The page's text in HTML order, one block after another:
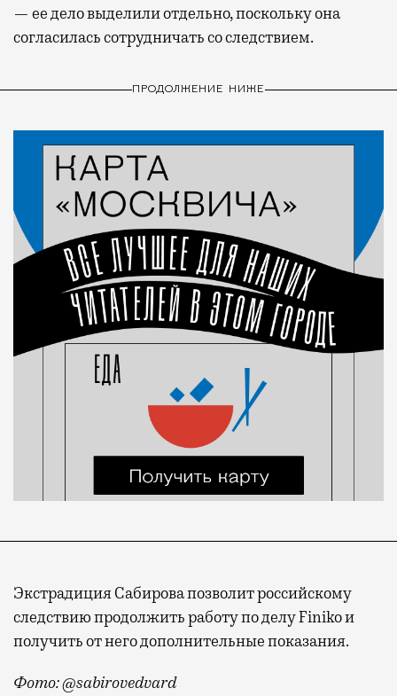
— ее дело выделили отдельно, поскольку она
согласилась сотрудничать со следствием.
ПРОДОЛЖЕНИЕ НИЖЕ
Экстрадиция Сабирова позволит российскому
следствию продолжить работу по делу Finiko и
получить от него дополнительные показания.
Фото: @sabirovedvard